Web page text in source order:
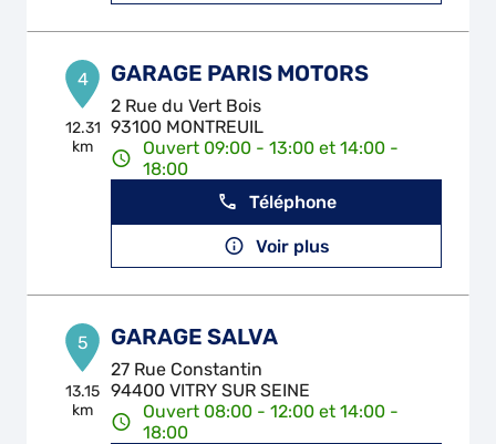
4
12.31
km
GARAGE PARIS MOTORS
2 Rue du Vert Bois
93100 MONTREUIL
Ouvert 09:00 - 13:00 et 14:00 -
18:00
Téléphone
Voir plus
5
13.15
km
GARAGE SALVA
27 Rue Constantin
94400 VITRY SUR SEINE
Ouvert 08:00 - 12:00 et 14:00 -
18:00